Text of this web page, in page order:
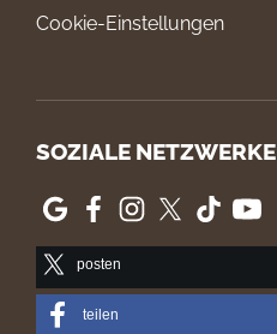
Cookie-Einstellungen
SOZIALE NETZWERKE
posten
teilen